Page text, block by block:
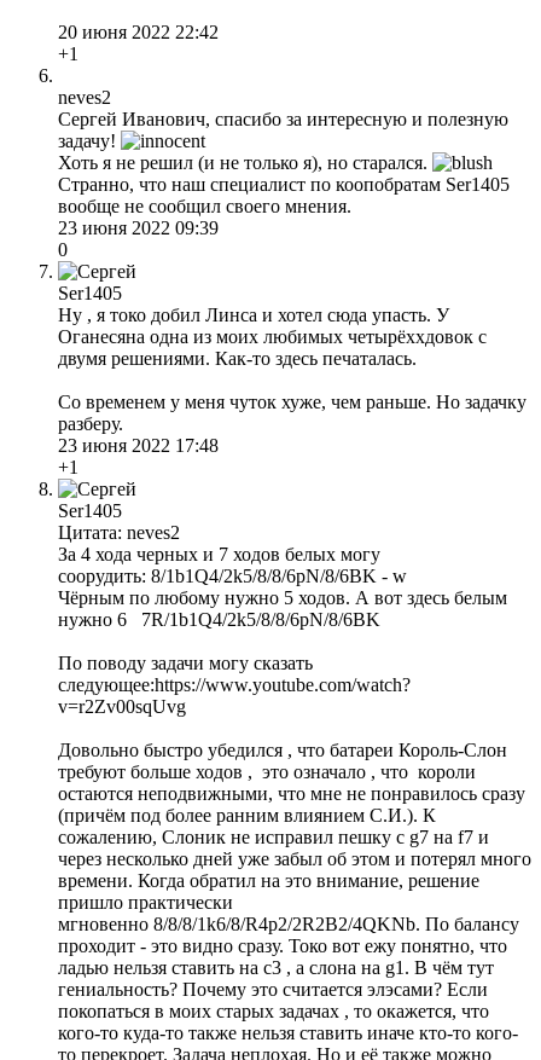
20 июня 2022 22:42
+1
neves2
Сергей Иванович, спасибо за интересную и полезную
задачу!
Хоть я не решил (и не только я), но старался.
Странно, что наш специалист по коопобратам Ser1405
вообще не сообщил своего мнения.
23 июня 2022 09:39
0
Ser1405
Ну , я токо добил Линса и хотел сюда упасть. У
Оганесяна одна из моих любимых четырёххдовок с
двумя решениями. Как-то здесь печаталась.
Со временем у меня чуток хуже, чем раньше. Но задачку
разберу.
23 июня 2022 17:48
+1
Ser1405
Цитата: neves2
За 4 хода черных и 7 ходов белых могу
соорудить: 8/1b1Q4/2k5/8/8/6pN/8/6BK - w
Чёрным по любому нужно 5 ходов. А вот здесь белым
нужно 6 7R/1b1Q4/2k5/8/8/6pN/8/6BK
По поводу задачи могу сказать
следующее:https://www.youtube.com/watch?
v=r2Zv00sqUvg
Довольно быстро убедился , что батареи Король-Слон
требуют больше ходов , это означало , что короли
остаются неподвижными, что мне не понравилось сразу
(причём под более ранним влиянием С.И.). К
сожалению, Слоник не исправил пешку с g7 на f7 и
через несколько дней уже забыл об этом и потерял много
времени. Когда обратил на это внимание, решение
пришло практически
мгновенно 8/8/8/1k6/8/R4p2/2R2B2/4QKNb. По балансу
проходит - это видно сразу. Токо вот ежу понятно, что
ладью нельзя ставить на с3 , а слона на g1. В чём тут
гениальность? Почему это считается элэсами? Если
покопаться в моих старых задачах , то окажется, что
кого-то куда-то также нельзя ставить иначе кто-то кого-
то перекроет. Задача неплохая. Но и её также можно